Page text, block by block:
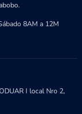
8AM a 12M
I local Nro 2,